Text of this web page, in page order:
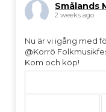
Smålands
2 weeks ago
Nu är vi igång med
@Korrö
Kom och köp!